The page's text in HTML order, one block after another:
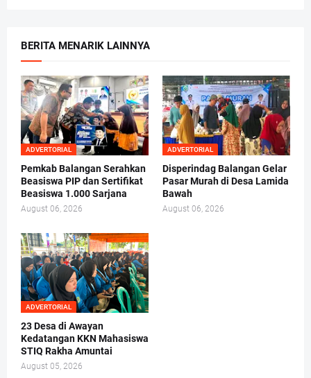
BERITA MENARIK LAINNYA
ADVERTORIAL
Pemkab Balangan Serahkan
Beasiswa PIP dan Sertifikat
Beasiswa 1.000 Sarjana
August 06, 2026
ADVERTORIAL
Disperindag Balangan Gelar
Pasar Murah di Desa Lamida
Bawah
August 06, 2026
ADVERTORIAL
23 Desa di Awayan
Kedatangan KKN Mahasiswa
STIQ Rakha Amuntai
August 05, 2026